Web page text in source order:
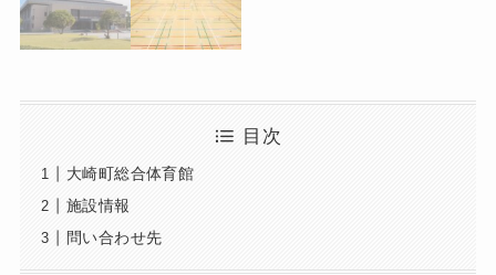
目次
大崎町総合体育館
施設情報
問い合わせ先